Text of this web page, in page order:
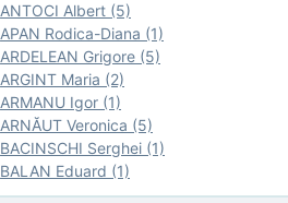
ANTOCI Albert (5)
APAN Rodica-Diana (1)
ARDELEAN Grigore (5)
ARGINT Maria (2)
ARMANU Igor (1)
ARNĂUT Veronica (5)
BACINSCHI Serghei (1)
BALAN Eduard (1)